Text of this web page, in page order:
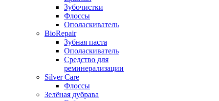
Зубочистки
Флоссы
Ополаскиватель
BioRepair
Зубная паста
Ополаскиватель
Средство для
реминерализации
Silver Care
Флоссы
Зелёная дубрава